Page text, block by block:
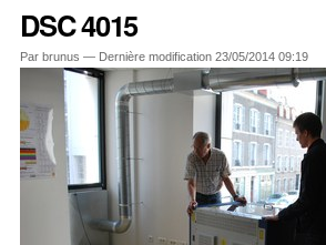
DSC 4015
Par brunus — Dernière modification 23/05/2014 09:19